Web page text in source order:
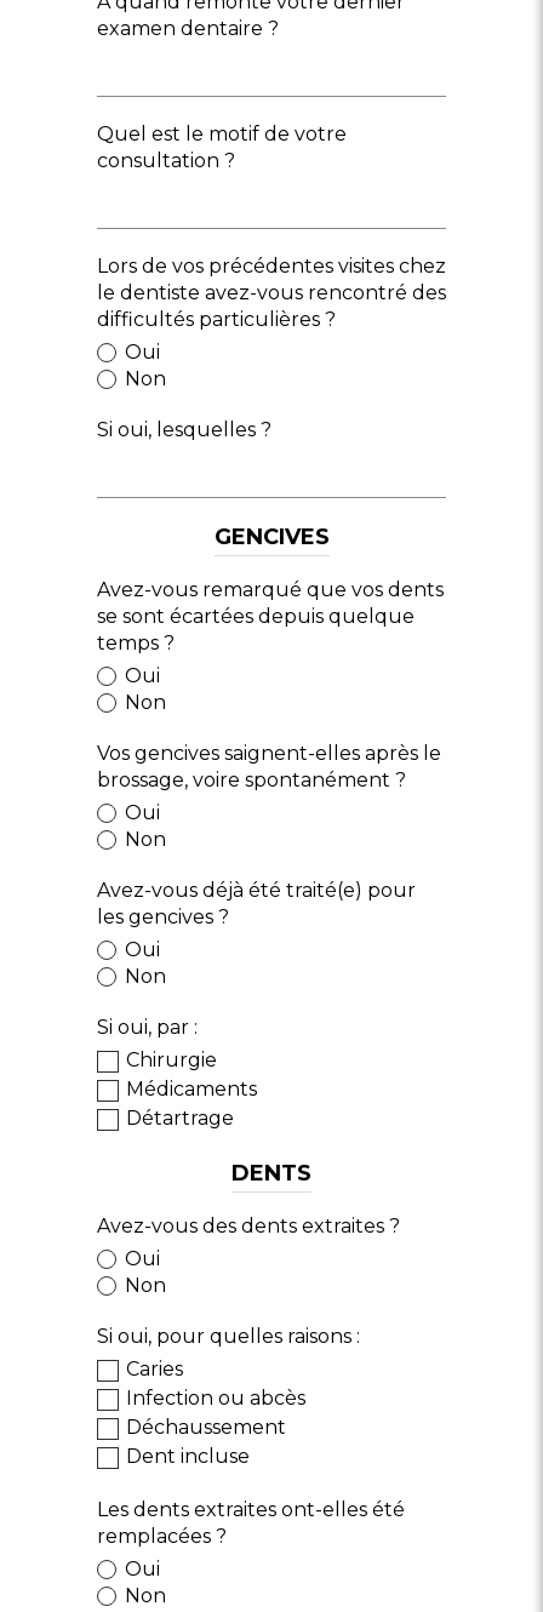
examen dentaire ?
Quel est le motif de votre
consultation ?
Lors de vos précédentes visites chez
le dentiste avez-vous rencontré des
difficultés particulières ?
Oui
Non
Si oui, lesquelles ?
GENCIVES
Avez-vous remarqué que vos dents
se sont écartées depuis quelque
temps ?
Oui
Non
Vos gencives saignent-elles après le
brossage, voire spontanément ?
Oui
Non
Avez-vous déjà été traité(e) pour
les gencives ?
Oui
Non
Si oui, par :
Chirurgie
Médicaments
Détartrage
DENTS
Avez-vous des dents extraites ?
Oui
Non
Si oui, pour quelles raisons :
Caries
Infection ou abcès
Déchaussement
Dent incluse
Les dents extraites ont-elles été
remplacées ?
Oui
Non